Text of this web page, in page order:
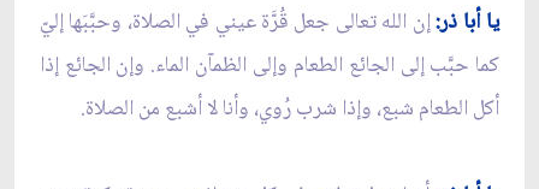
يا أبا ذر:إن الله تعالى جعل قُرَّة عيني في الصلاة، وحبَّبَها إليّ
كما حبَّب إلى الجائع الطعام وإلى الظمآن الماء. وإن الجائع إذا
أكل الطعام شبع، وإذا شرب رُوي، وأنا لا أشبع من الصلاة.